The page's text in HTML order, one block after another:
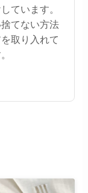
ています。
てない方法
取り入れて